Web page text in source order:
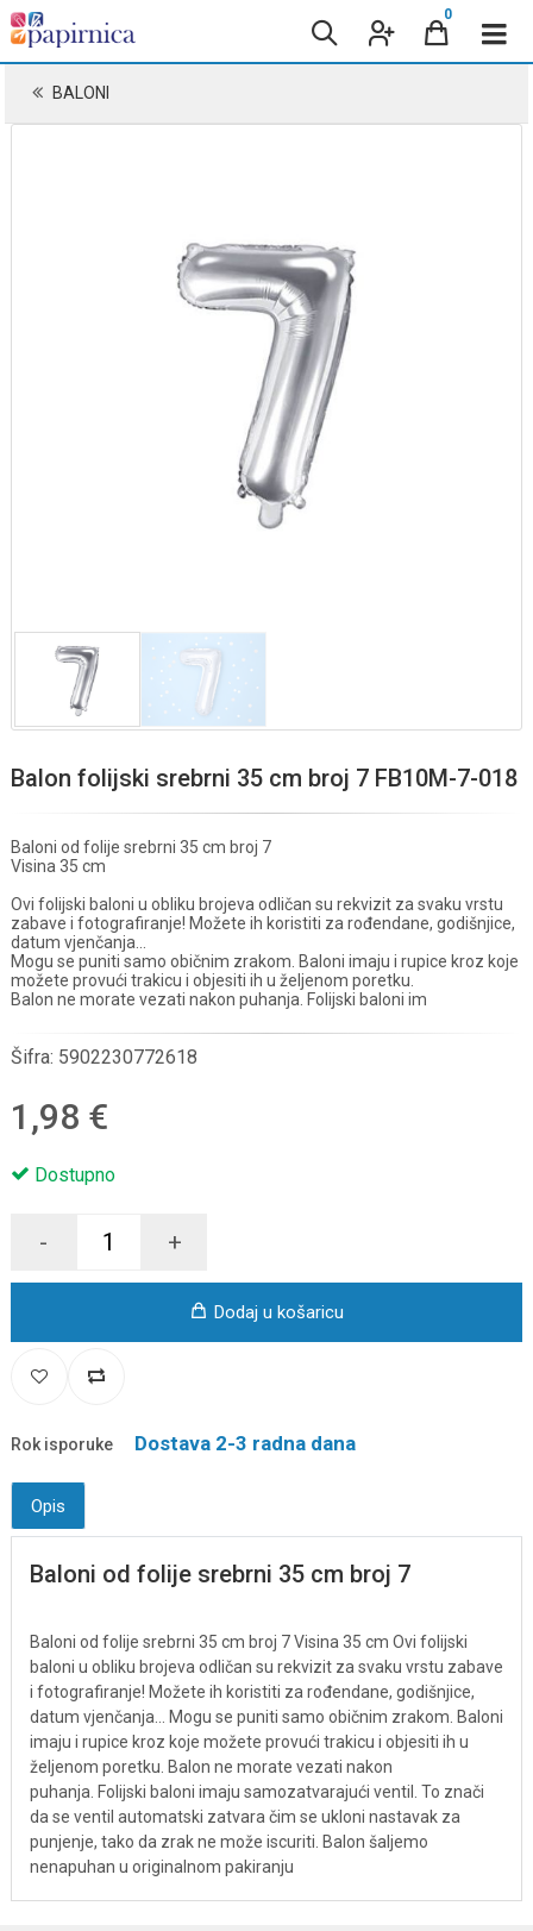
0
BALONI
Balon folijski srebrni 35 cm broj 7 FB10M-7-018
Baloni od folije srebrni 35 cm broj 7
Visina 35 cm
Ovi folijski baloni u obliku brojeva odličan su rekvizit za svaku vrstu
zabave i fotografiranje! Možete ih koristiti za rođendane, godišnjice,
datum vjenčanja...
Mogu se puniti samo običnim zrakom. Baloni imaju i rupice kroz koje
možete provući trakicu i objesiti ih u željenom poretku.
Balon ne morate vezati nakon puhanja. Folijski baloni im
Šifra: 5902230772618
1,98 €
Dostupno
- +
Dodaj u košaricu
Rok isporuke Dostava 2-3 radna dana
Opis
Baloni od folije srebrni 35 cm broj 7
Baloni od folije srebrni 35 cm broj 7 Visina 35 cm Ovi folijski
baloni u obliku brojeva odličan su rekvizit za svaku vrstu zabave
i fotografiranje! Možete ih koristiti za rođendane, godišnjice,
datum vjenčanja... Mogu se puniti samo običnim zrakom. Baloni
imaju i rupice kroz koje možete provući trakicu i objesiti ih u
željenom poretku. Balon ne morate vezati nakon
puhanja. Folijski baloni imaju samozatvarajući ventil. To znači
da se ventil automatski zatvara čim se ukloni nastavak za
punjenje, tako da zrak ne može iscuriti. Balon šaljemo
nenapuhan u originalnom pakiranju